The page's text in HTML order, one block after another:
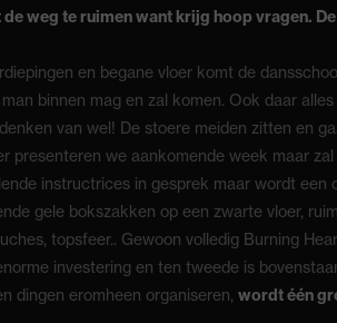
weg te ruimen want krijg hoop vragen.
en begane vloer komt de
binnen mag en zal komen. Ook daar
van wel! De stoere meiden zitten en
presenteren we aankomende week maar
instructrices in gesprek maar wordt
gele bokszakken op een zwarte vloer,
topsfeer.. Gewoon volledig Burning
investering en ten tweede is
dingen eromheen organiseren, wordt één